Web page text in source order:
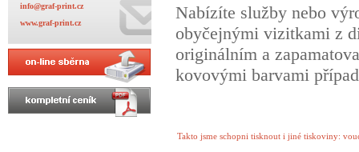
Nabízíte služby nebo
obyčejnými vizitkami z
originálním a
kovovými barvami
Takto jsme schopni tisknout i jiné tiskoviny:
info@graf-print.cz
www.graf-print.cz